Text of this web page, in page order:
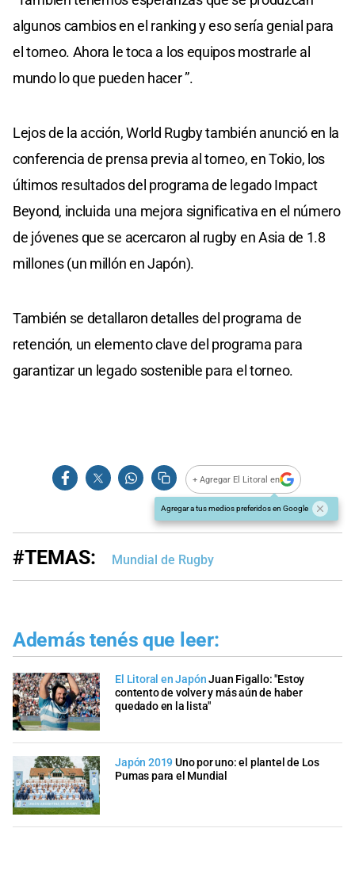
algunos cambios en el ranking y eso sería genial para
el torneo. Ahora le toca a los equipos mostrarle al
mundo lo que pueden hacer ”.
Lejos de la acción, World Rugby también anunció en la
conferencia de prensa previa al torneo, en Tokio, los
últimos resultados del programa de legado Impact
Beyond, incluida una mejora significativa en el número
de jóvenes que se acercaron al rugby en Asia de 1.8
millones (un millón en Japón).
También se detallaron detalles del programa de
retención, un elemento clave del programa para
garantizar un legado sostenible para el torneo.
+ Agregar El Litoral en
Agregar a tus medios preferidos en Google
#TEMAS: Mundial de Rugby
Además tenés que leer:
El Litoral en JapónJuan Figallo: "Estoy
contento de volver y más aún de haber
quedado en la lista"
Japón 2019Uno por uno: el plantel de Los
Pumas para el Mundial